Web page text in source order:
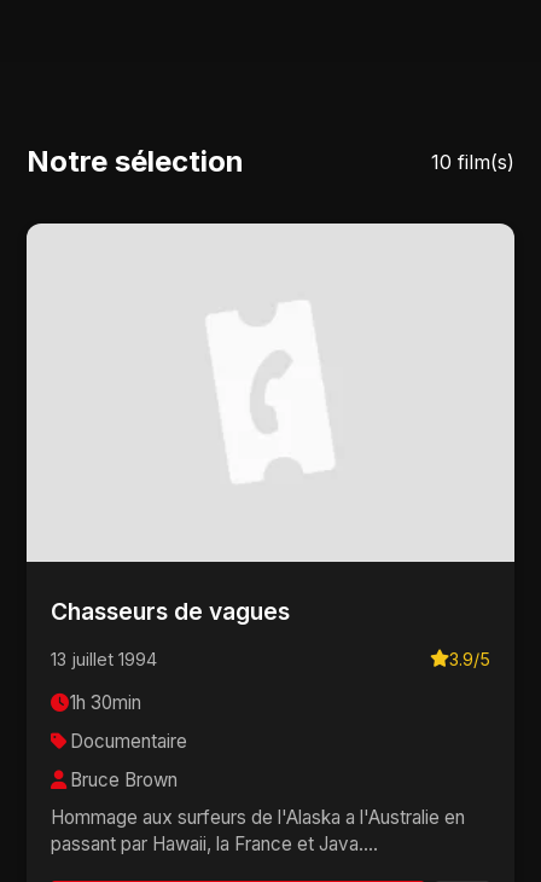
Notre sélection 10 film(s)
Chasseurs de vagues
13 juillet 1994 3.9/5
1h 30min
Documentaire
Bruce Brown
Hommage aux surfeurs de l'Alaska a l'Australie en
passant par Hawaii, la France et Java....